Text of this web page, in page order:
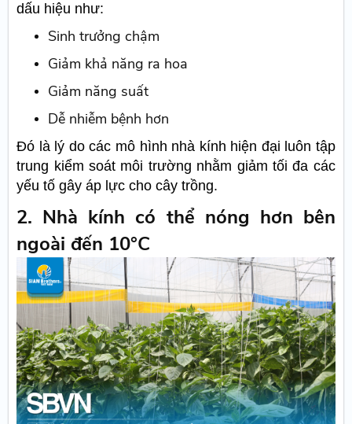
dấu hiệu như:
Sinh trưởng chậm
Giảm khả năng ra hoa
Giảm năng suất
Dễ nhiễm bệnh hơn
Đó là lý do các mô hình nhà kính hiện đại luôn tập
trung kiểm soát môi trường nhằm giảm tối đa các
yếu tố gây áp lực cho cây trồng.
2. Nhà kính có thể nóng hơn bên
ngoài đến 10°C